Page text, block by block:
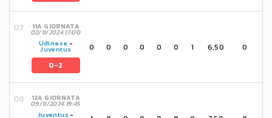
11A GIORNATA
02/11/2024 17:00
Udinese -
Juventus
0-2
0 0 0 0 0 0 1 6,50 0
12A GIORNATA
09/11/2024 19:45
Juventus -